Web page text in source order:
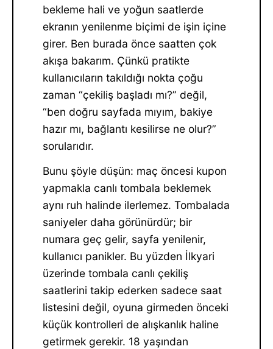
bekleme hali ve yoğun saatlerde
ekranın yenilenme biçimi de işin içine
girer. Ben burada önce saatten çok
akışa bakarım. Çünkü pratikte
kullanıcıların takıldığı nokta çoğu
zaman “çekiliş başladı mı?” değil,
“ben doğru sayfada mıyım, bakiye
hazır mı, bağlantı kesilirse ne olur?”
sorularıdır.
Bunu şöyle düşün: maç öncesi kupon
yapmakla canlı tombala beklemek
aynı ruh halinde ilerlemez. Tombalada
saniyeler daha görünürdür; bir
numara geç gelir, sayfa yenilenir,
kullanıcı panikler. Bu yüzden İlkyari
üzerinde tombala canlı çekiliş
saatlerini takip ederken sadece saat
listesini değil, oyuna girmeden önceki
küçük kontrolleri de alışkanlık haline
getirmek gerekir. 18 yaşından